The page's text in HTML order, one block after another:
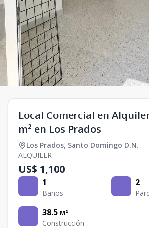
Local Comercial en
m² en Los Prados
Los Prados, Santo Domingo D.N.
ALQUILER
US$ 1,100
1
Baños
2
38.5 M²
Construcción